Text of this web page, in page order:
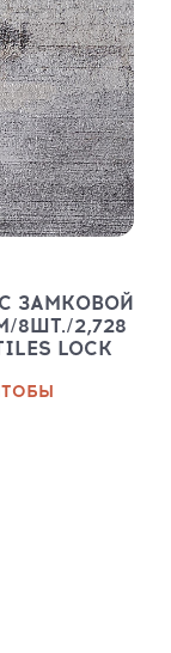
ЗАМКОВОЙ
8ШТ./2,728
LOCK